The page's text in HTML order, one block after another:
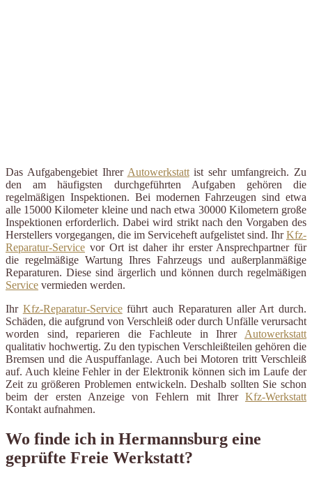
Das Aufgabengebiet Ihrer Autowerkstattist sehr umfangreich. Zu
den am häufigsten durchgeführten Aufgaben gehören die
regelmäßigen Inspektionen. Bei modernen Fahrzeugen sind etwa
alle 15000 Kilometer kleine und nach etwa 30000 Kilometern große
Inspektionen erforderlich. Dabei wird strikt nach den Vorgaben des
Herstellers vorgegangen, die im Serviceheft aufgelistet sind. IhrKfz-
Reparatur-Service vor Ort ist daher ihr erster Ansprechpartner für
die regelmäßige Wartung Ihres Fahrzeugs und außerplanmäßige
Reparaturen. Diese sind ärgerlich und können durch regelmäßigen
Service vermieden werden.
Ihr Kfz-Reparatur-Serviceführt auch Reparaturen aller Art durch.
Schäden, die aufgrund von Verschleiß oder durch Unfälle verursacht
worden sind, reparieren die Fachleute in Ihrer Autowerkstatt
qualitativ hochwertig. Zu den typischen Verschleißteilen gehören die
Bremsen und die Auspuffanlage. Auch bei Motoren tritt Verschleiß
auf. Auch kleine Fehler in der Elektronik können sich im Laufe der
Zeit zu größeren Problemen entwickeln. Deshalb sollten Sie schon
beim der ersten Anzeige von Fehlern mit Ihrer Kfz-Werkstatt
Kontakt aufnahmen.
Wo finde ich in Hermannsburg eine
geprüfte Freie Werkstatt?